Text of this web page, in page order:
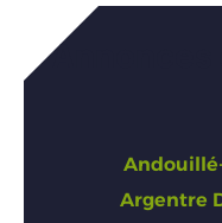
Annonces
Argentre